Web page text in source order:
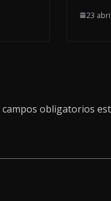
23
campos obligatorios